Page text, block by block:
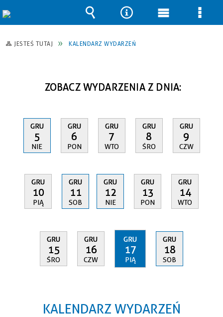
JESTEŚ TUTAJ KALENDARZ WYDARZEŃ
ZOBACZ WYDARZENIA Z DNIA:
GRU
5
NIE
GRU
6
PON
GRU
7
WTO
GRU
8
ŚRO
GRU
9
CZW
GRU
10
PIĄ
GRU
11
SOB
GRU
12
NIE
GRU
13
PON
GRU
14
WTO
GRU
15
ŚRO
GRU
16
CZW
GRU
17
PIĄ
GRU
18
SOB
KALENDARZ WYDARZEŃ
Wyszukiwarka
Narzędzia
Menu Menu